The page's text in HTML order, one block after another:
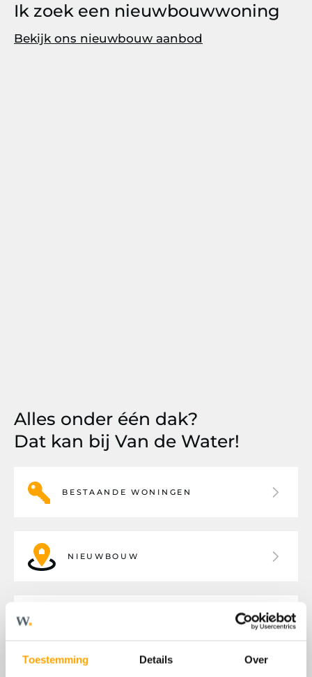
Toestemming Details Over
Ik zoek een nieuwbouwwoning
Bekijk ons nieuwbouw aanbod
Alles onder één dak?
Dat kan bij Van de Water!
BESTAANDE WONINGEN
NIEUWBOUW